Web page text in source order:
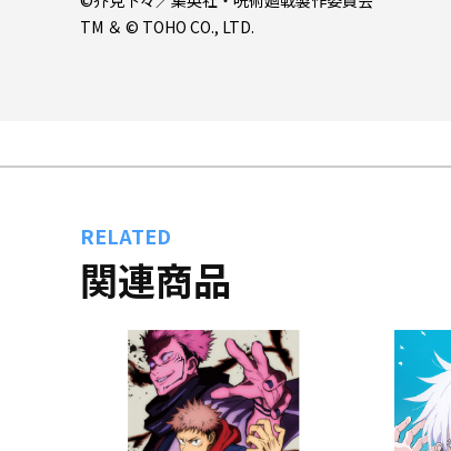
TM ＆ © TOHO CO., LTD.
RELATED
関連商品